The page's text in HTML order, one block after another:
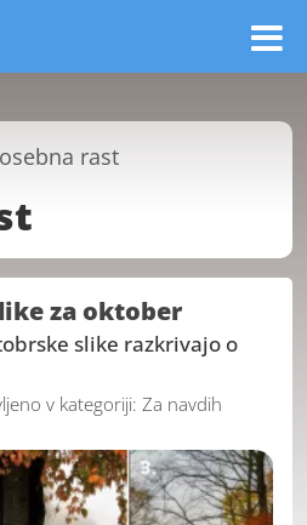
osebna rast
za oktober
slike razkrivajo o
v kategoriji: Za navdih